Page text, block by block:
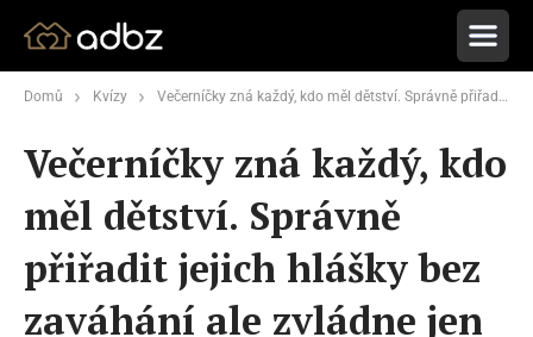
Domů Kvízy Večerníčky zná každý, kdo měl dětství. Správně přiřadit jejich hlášky bez zaváhání ale zvládne jen hrstka skutečných pamětníků
Večerníčky zná každý, kdo
měl dětství. Správně
přiřadit jejich hlášky bez
zaváhání ale zvládne jen